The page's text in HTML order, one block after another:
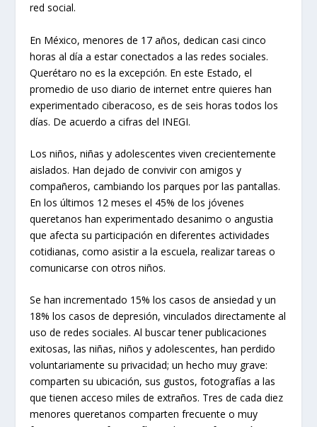
red social.
En México, menores de 17 años, dedican casi cinco
horas al día a estar conectados a las redes sociales.
Querétaro no es la excepción. En este Estado, el
promedio de uso diario de internet entre quieres han
experimentado ciberacoso, es de seis horas todos los
días. De acuerdo a cifras del INEGI.
Los niños, niñas y adolescentes viven crecientemente
aislados. Han dejado de convivir con amigos y
compañeros, cambiando los parques por las pantallas.
En los últimos 12 meses el 45% de los jóvenes
queretanos han experimentado desanimo o angustia
que afecta su participación en diferentes actividades
cotidianas, como asistir a la escuela, realizar tareas o
comunicarse con otros niños.
Se han incrementado 15% los casos de ansiedad y un
18% los casos de depresión, vinculados directamente al
uso de redes sociales. Al buscar tener publicaciones
exitosas, las niñas, niños y adolescentes, han perdido
voluntariamente su privacidad; un hecho muy grave:
comparten su ubicación, sus gustos, fotografías a las
que tienen acceso miles de extraños. Tres de cada diez
menores queretanos comparten frecuente o muy